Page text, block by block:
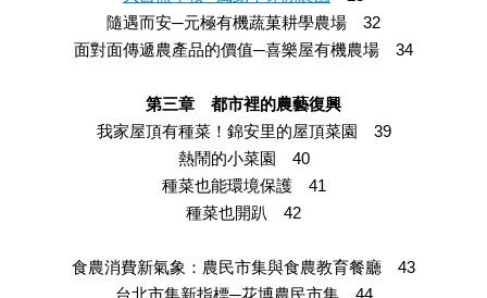
隨遇而安─元極有機蔬菓耕學農場 32
面對面傳遞農產品的價值─喜樂屋有機農場 34
第三章 都市裡的農藝復興
我家屋頂有種菜！錦安里的屋頂菜園 39
熱鬧的小菜園 40
種菜也能環境保護 41
種菜也開趴 42
食農消費新氣象：農民市集與食農教育餐廳 43
台北市集新指標─花博農民市集 44